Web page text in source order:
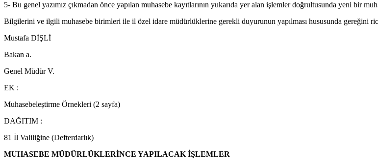
5- Bu genel yazımız çıkmadan önce yapılan muhasebe kayıtlarının yukarıda yer alan işlemler doğrultusunda yeni bir
Bilgilerini ve ilgili muhasebe birimleri ile il özel idare müdürlüklerine gerekli duyurunun yapılması hususunda gereğini
Mustafa DİŞLİ
Bakan a.
Genel Müdür V.
EK :
Muhasebeleştirme Örnekleri (2 sayfa)
DAĞITIM :
81 İl Valiliğine (Defterdarlık)
MUHASEBE MÜDÜRLÜKLERİNCE YAPILACAK İŞLEMLER